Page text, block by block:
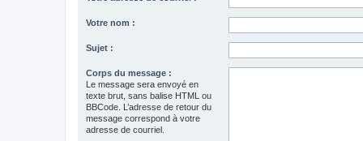
Votre nom :
Sujet :
Corps du message :
Le message sera envoyé en
texte brut, sans balise HTML ou
BBCode. L’adresse de retour du
message correspond à votre
adresse de courriel.